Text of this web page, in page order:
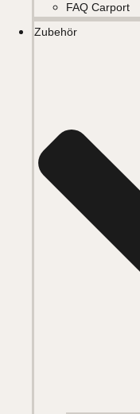
FAQ Carport
Zubehör